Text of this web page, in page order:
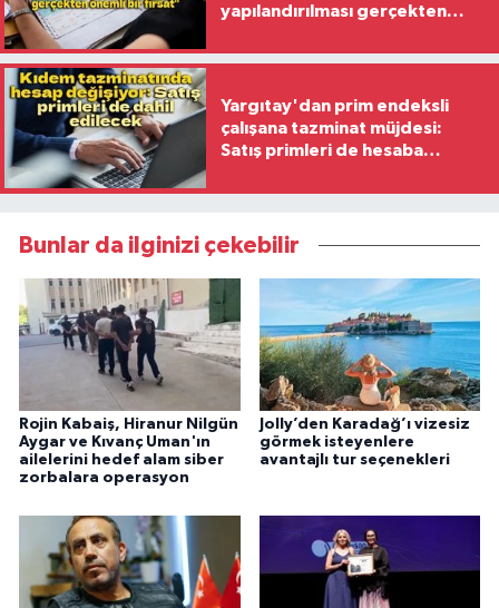
yapılandırılması gerçekten
Yargıtay'dan prim endeksli
çalışana tazminat müjdesi:
Satış primleri de hesaba
Bunlar da ilginizi çekebilir
Rojin Kabaiş, Hiranur Nilgün
Aygar ve Kıvanç Uman'ın
ailelerini hedef alam siber
zorbalara operasyon
Jolly’den Karadağ’ı vizesiz
görmek isteyenlere
avantajlı tur seçenekleri